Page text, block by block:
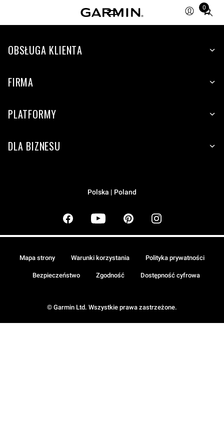
0
Total
items
cart:
OBSŁUGA KLIENTA
FIRMA
PLATFORMY
DLA BIZNESU
Polska | Poland
© Garmin Ltd. Wszystkie prawa zastrzeżone.
Mapa strony Warunki korzystania Polityka prywatności
Bezpieczeństwo Zgodność Dostępność cyfrowa